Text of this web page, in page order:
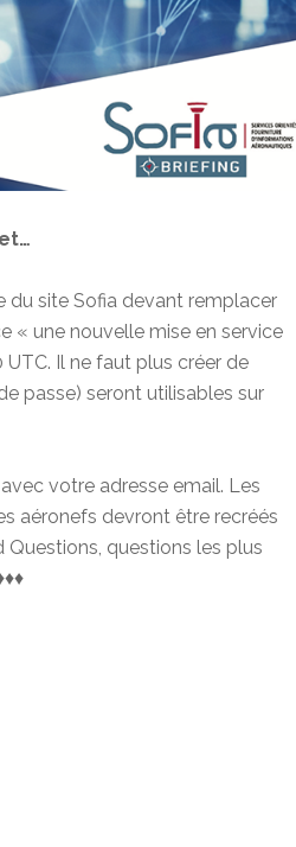
du site Sofia devant remplacer
« une nouvelle mise en service
UTC. Il ne faut plus créer de
passe) seront utilisables sur
votre adresse email. Les
aéronefs devront être recréés
questions les plus